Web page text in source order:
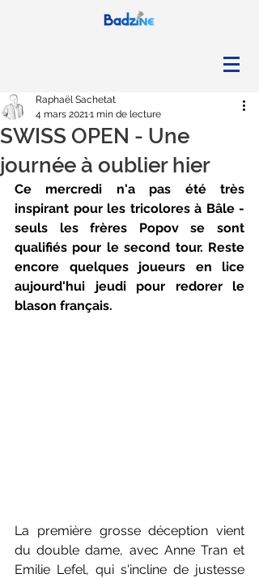
SWISS OPEN - Une
journée à oublier hier
Raphaël Sachetat
4 mars 20211 min de lecture
Ce mercredi n'a pas été très
inspirant pour les tricolores à Bâle -
seuls les frères Popov se sont
qualifiés pour le second tour. Reste
encore quelques joueurs en lice
aujourd'hui jeudi pour redorer le
blason français.
La première grosse déception vient
du double dame, avec Anne Tran et
Emilie Lefel, qui s'incline de justesse